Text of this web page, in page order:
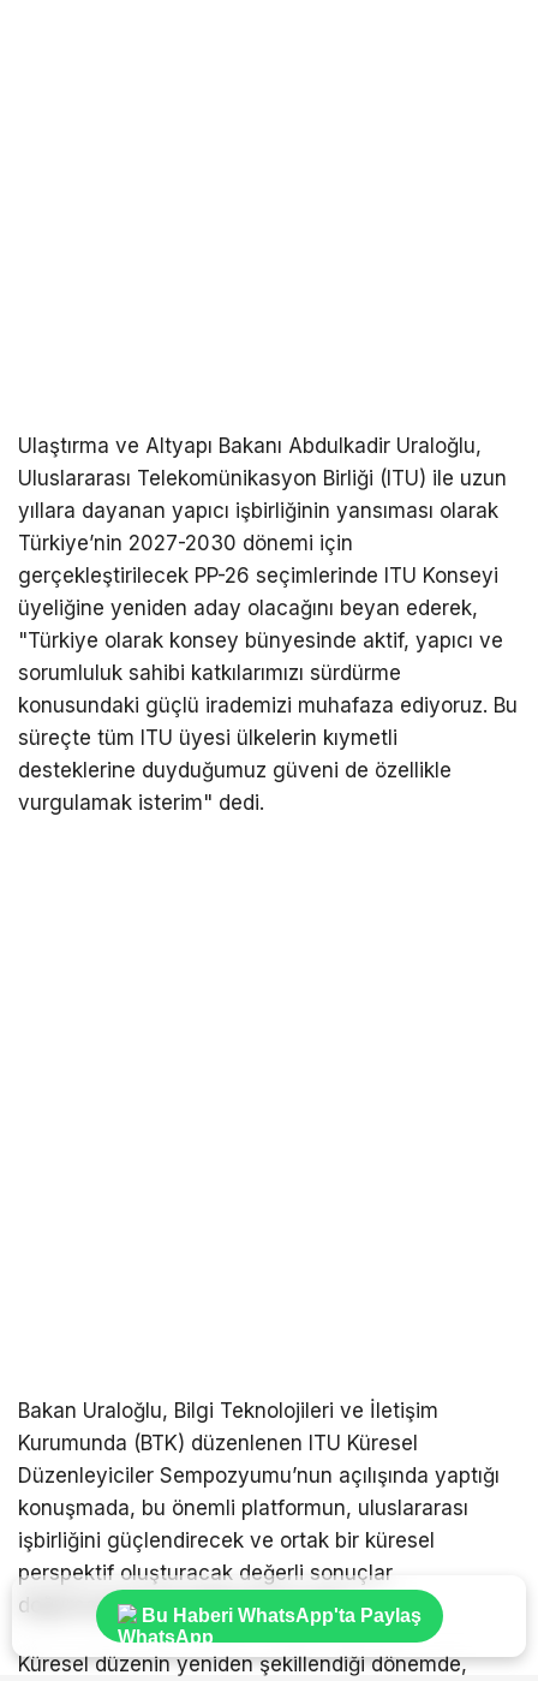
Ulaştırma ve Altyapı Bakanı Abdulkadir Uraloğlu,
Uluslararası Telekomünikasyon Birliği (ITU) ile uzun
yıllara dayanan yapıcı işbirliğinin yansıması olarak
Türkiye’nin 2027-2030 dönemi için
gerçekleştirilecek PP-26 seçimlerinde ITU Konseyi
üyeliğine yeniden aday olacağını beyan ederek,
"Türkiye olarak konsey bünyesinde aktif, yapıcı ve
sorumluluk sahibi katkılarımızı sürdürme
konusundaki güçlü irademizi muhafaza ediyoruz. Bu
süreçte tüm ITU üyesi ülkelerin kıymetli
desteklerine duyduğumuz güveni de özellikle
vurgulamak isterim" dedi.
Bakan Uraloğlu, Bilgi Teknolojileri ve İletişim
Kurumunda (BTK) düzenlenen ITU Küresel
Düzenleyiciler Sempozyumu’nun açılışında yaptığı
konuşmada, bu önemli platformun, uluslararası
işbirliğini güçlendirecek ve ortak bir küresel
perspektif oluşturacak değerli sonuçlar
doğuracağına inandıklarını söyledi.
Küresel düzenin yeniden şekillendiği dönemde,
Bu Haberi WhatsApp'ta Paylaş